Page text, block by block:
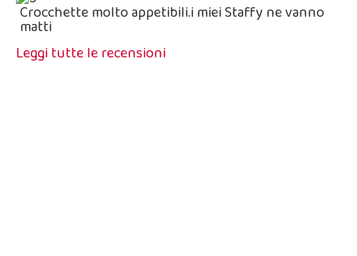
Crocchette molto appetibili.i miei Staffy ne vanno
matti
Leggi tutte le recensioni